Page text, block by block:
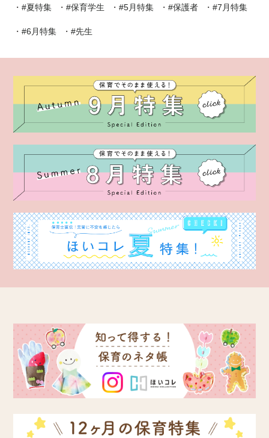
#夏特集 #保育学生 #5月特集 #保護者 #7月特集
#6月特集 #先生